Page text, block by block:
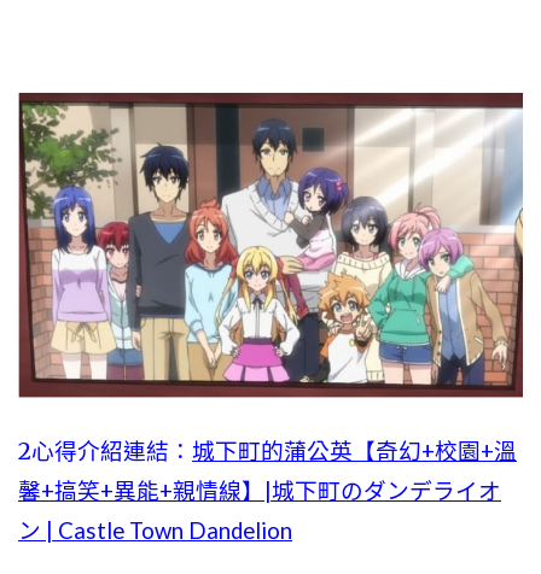
2心得介紹連結： 城下町的蒲公英【奇幻+校園+溫
馨+搞笑+異能+親情線】|城下町のダンデライオ
ン | Castle Town Dandelion